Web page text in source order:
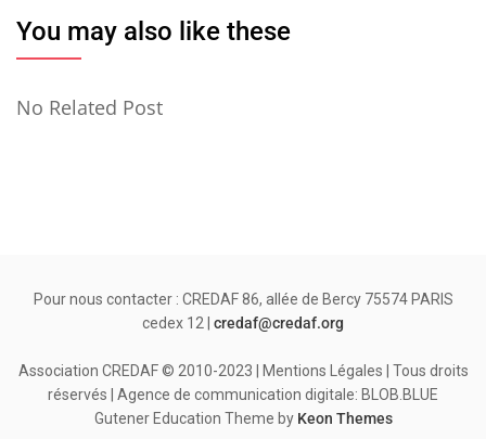
You may also like these
No Related Post
Pour nous contacter : CREDAF 86, allée de Bercy 75574 PARIS
cedex 12 | credaf@credaf.org
Association CREDAF © 2010-2023 | Mentions Légales | Tous droits
réservés | Agence de communication digitale: BLOB.BLUE
Gutener Education Theme by Keon Themes